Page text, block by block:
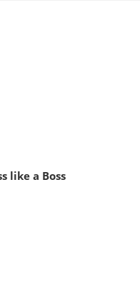
like a Boss